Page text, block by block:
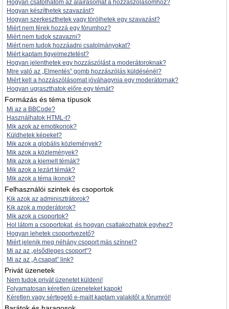
Hogyan csatolhatom az aláírásomat a hozzászólásomhoz?
Hogyan készíthetek szavazást?
Hogyan szerkeszthetek vagy törölhetek egy szavazást?
Miért nem férek hozzá egy fórumhoz?
Miért nem tudok szavazni?
Miért nem tudok hozzáadni csatolmányokat?
Miért kaptam figyelmeztetést?
Hogyan jelenthetek egy hozzászólást a moderátoroknak?
Mire való az „Elmentés” gomb hozzászólás küldésénél?
Miért kell a hozzászólásomat jóváhagynia egy moderátornak?
Hogyan ugraszthatok előre egy témát?
Formázás és téma típusok
Mi az a BBCode?
Használhatok HTML-t?
Mik azok az emotikonok?
Küldhetek képeket?
Mik azok a globális közlemények?
Mik azok a közlemények?
Mik azok a kiemelt témák?
Mik azok a lezárt témák?
Mik azok a téma ikonok?
Felhasználói szintek és csoportok
Kik azok az adminisztrátorok?
Kik azok a moderátorok?
Mik azok a csoportok?
Hol látom a csoportokat, és hogyan csatlakozhatok egyhez?
Hogyan lehetek csoportvezető?
Miért jelenik meg néhány csoport más színnel?
Mi az az „elsődleges csoport”?
Mi az az „A csapat” link?
Privát üzenetek
Nem tudok privát üzenetet küldeni!
Folyamatosan kéretlen üzeneteket kapok!
Kéretlen vagy sértegető e-mailt kaptam valakitől a fórumról!